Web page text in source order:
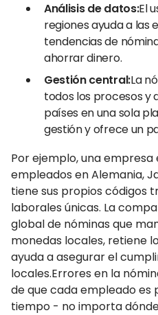
Análisis de datos:El
regiones ayuda a
tendencias de
ahorrar dinero.
Gestión central:La
todos los procesos y
países en una sola
gestión y ofrece un
Por ejemplo, una
empleados en Alemania,
tiene sus propios códigos
laborales únicas. La
global de nóminas que
monedas locales, retiene
ayuda a asegurar el
locales.Errores en la
de que cada empleado es
tiempo - no importa